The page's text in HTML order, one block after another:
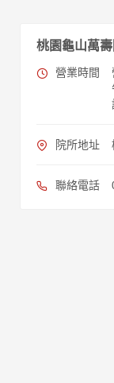
桃園龜山萬
營業時間
院所地址
聯絡電話